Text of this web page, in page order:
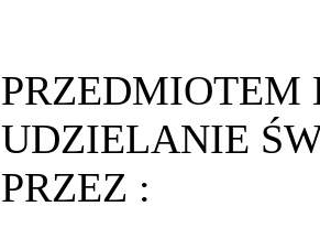
PRZEDMIOTEM
UDZIELANIE
PRZEZ :